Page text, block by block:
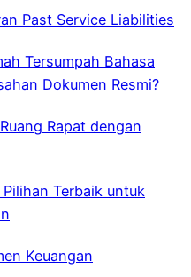
Past Service Liabilities
Tersumpah Bahasa
Dokumen Resmi?
Rapat dengan
Terbaik untuk
Keuangan